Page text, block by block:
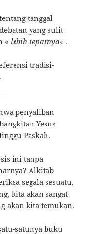
tanggal
yang sulit
« lebih tepatnya« .
tradisi-
penyaliban
Yesus
Paskah.
ini tanpa
Alkitab
segala sesuatu.
kita akan sangat
akan kita temukan.
satunya buku